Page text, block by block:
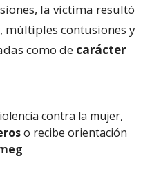
la víctima resultó
múltiples contusiones y
como de carácter
contra la mujer,
o recibe orientación